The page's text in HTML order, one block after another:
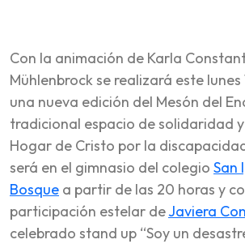
Con la animación de Karla
Mühlenbrock se realizará este
una nueva edición del Mesón del
tradicional espacio de solidaridad
Hogar de Cristo por la
será en el gimnasio del colegio San
Bosque a partir de las 20 horas y
participación estelar deJaviera
celebrado stand up “Soy un